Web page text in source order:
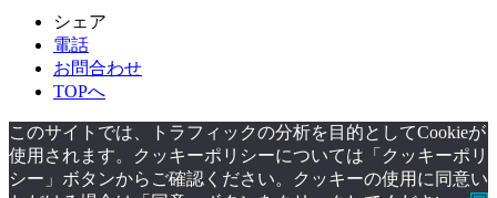
シェア
電話
お問合わせ
TOPへ
このサイトでは、トラフィックの分析を目的としてCookieが
使用されます。クッキーポリシーについては「クッキーポリ
シー」ボタンからご確認ください。クッキーの使用に同意い